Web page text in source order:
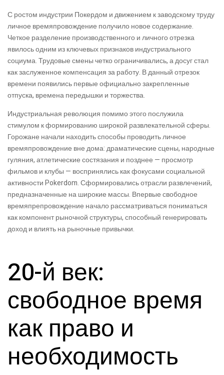
С ростом индустрии Покердом и движением к заводскому труду
личное времяпровождение получило новое содержание.
Четкое разделение производственного и личного отрезка
явилось одним из ключевых признаков индустриального
социума. Трудовые смены четко ограничивались, а досуг стал
как заслуженное компенсация за работу. В данный отрезок
времени появились первые официально закрепленные
отпуска, времена передышки и торжества.
Индустриальная революция помимо этого послужила
стимулом к формированию широкой развлекательной сферы.
Горожане начали находить способы проводить личное
времяпровождение вне дома: драматические сцены, народные
гуляния, атлетические состязания и позднее — просмотр
фильмов и клубы — воспринялись как фокусами социальной
активности Pokerdom. Сформировались отрасли развлечений,
предназначенные на широкие массы. Впервые свободное
времяпрепровождение начало рассматриваться пониматься
как компонент рыночной структуры, способный генерировать
доход и влиять на рыночные привычки.
20-й век:
свободное время
как право и
необходимость